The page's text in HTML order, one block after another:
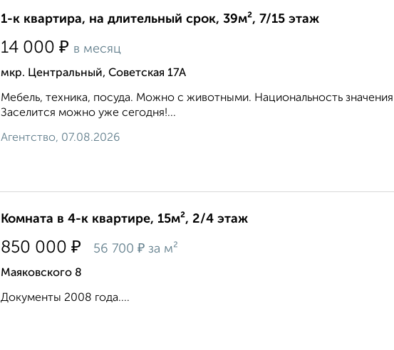
1-к квартира, на длительный срок, 39м², 7/15 этаж
14 000 ₽ в месяц
мкр. Центральный, Советская 17А
Мебель, техника, посуда. Можно с животными. Национальность
Заселится можно уже сегодня!...
Агентство, 07.08.2026
Комната в 4-к квартире, 15м², 2/4 этаж
850 000 ₽ 56 700 ₽ за м²
Маяковского 8
Документы 2008 года....